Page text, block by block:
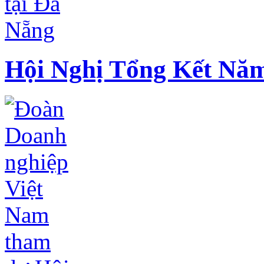
Hội Nghị Tổng Kết